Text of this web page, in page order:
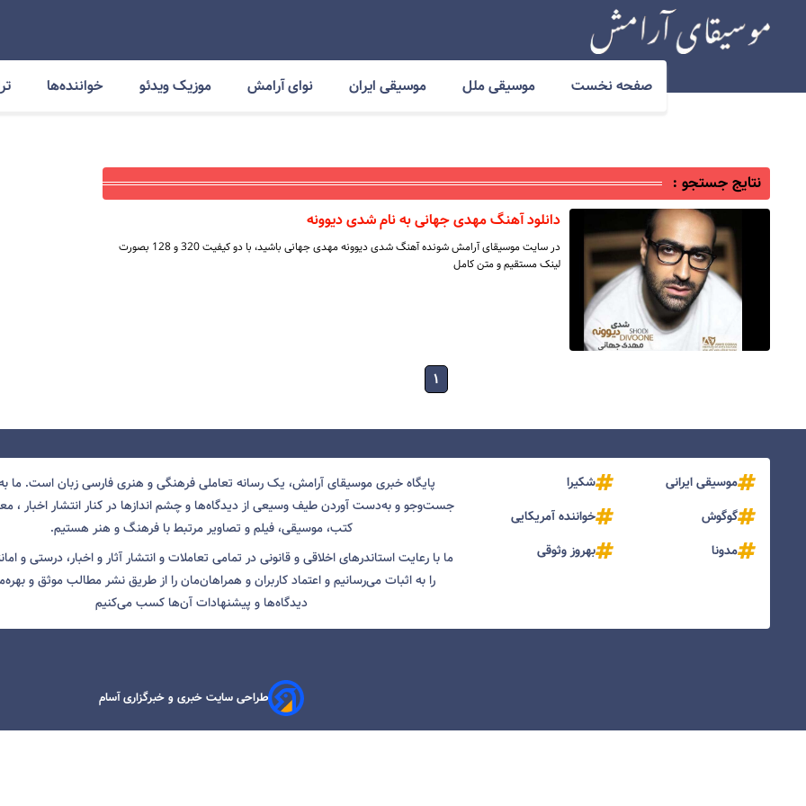
صفحه نخست موسیقی ملل موسیقی ایران نوای آرامش موزیک ویدئو خواننده‌ها
نتایج جستجو :
دانلود آهنگ مهدی جهانی به نام شدی دیوونه
در سایت موسیقای آرامش شونده آهنگ شدی دیوونه مهدی جهانی باشید، با دو کیفیت 320 و 128 بصورت
لینک مستقیم و متن کامل
۱
موسیقی ایرانی
شکیرا
گوگوش
خواننده آمریکایی
مدونا
بهروز وثوقی
پایگاه خبری موسیقای آرامش، یک رسانه تعاملی فرهنگی و هنری فارسی زبان است. ما
جست‌و‌جو و به‌دست آوردن طیف وسیعی از دیدگاه‌ها و چشم انداز‌ها در کنار انتشار اخبار ،
کتب، موسیقی، فیلم و تصاویر مرتبط با فرهنگ و هنر هستیم.
ما با رعایت استاندرهای اخلاقی و قانونی در تمامی تعاملات و انتشار آثار و اخبار، درستی و
را به اثبات می‌رسانیم و اعتماد کاربران و همراهان‌مان را از طریق نشر مطالب موثق و
دیدگاه‌ها و پیشنهادات آن‌ها کسب می‌کنیم
طراحی سایت خبری و خبرگزاری آسام